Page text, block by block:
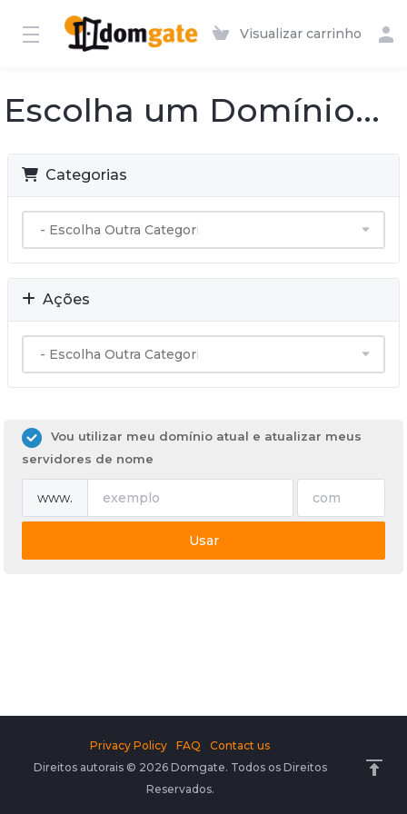
Visualizar carrinho
Escolha um Domínio...
Categorias
Ações
Vou utilizar meu domínio atual e atualizar meus
servidores de nome
www.
Usar
Direitos autorais © 2026 Domgate. Todos os Direitos
Reservados.
Privacy Policy FAQ Contact us